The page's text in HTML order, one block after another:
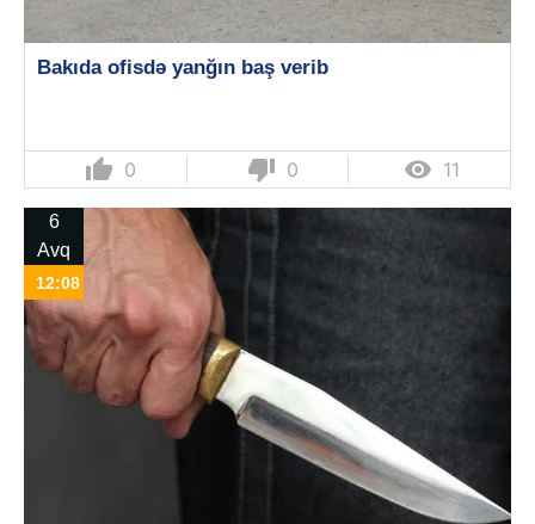
Bakıda ofisdə yanğın baş verib
thumb_up 0 thumb_down 0  11
6
Avq
12:08